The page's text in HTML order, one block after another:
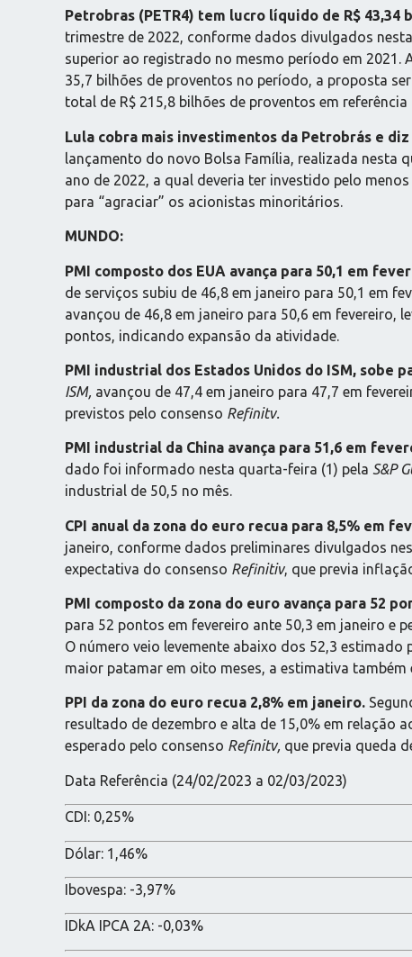
Petrobras (PETR4) tem lucro líquido de R$
trimestre de 2022, conforme dados divulgados
superior ao registrado no mesmo período em
35,7 bilhões de proventos no período, a proposta
total de R$ 215,8 bilhões de proventos em
Lula cobra mais investimentos da Petrobrás e
lançamento do novo Bolsa Família, realizada nesta
ano de 2022, a qual deveria ter investido pelo
para “agraciar” os acionistas minoritários.
MUNDO:
PMI composto dos EUA avança para 50,1 em
de serviços subiu de 46,8 em janeiro para 50,1 em
avançou de 46,8 em janeiro para 50,6 em fevereiro,
pontos, indicando expansão da atividade.
PMI industrial dos Estados Unidos do ISM, sobe
ISM, avançou de 47,4 em janeiro para 47,7 em
previstos pelo consenso Refinitv.
PMI industrial da China avança para 51,6 em
dado foi informado nesta quarta-feira (1) pela S&P
industrial de 50,5 no mês.
CPI anual da zona do euro recua para 8,5% em
janeiro, conforme dados preliminares divulgados
expectativa do consenso Refinitiv, que previa
PMI composto da zona do euro avança para 52
para 52 pontos em fevereiro ante 50,3 em janeiro e
O número veio levemente abaixo dos 52,3 estimado
maior patamar em oito meses, a estimativa também
PPI da zona do euro recua 2,8% em janeiro.
resultado de dezembro e alta de 15,0% em relação
esperado pelo consenso Refinitv, que previa queda
Data Referência (24/02/2023 a 02/03/2023)
CDI: 0,25%
Dólar: 1,46%
Ibovespa: -3,97%
IDkA IPCA 2A: -0,03%